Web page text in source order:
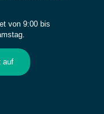
von 9:00 bis
auf